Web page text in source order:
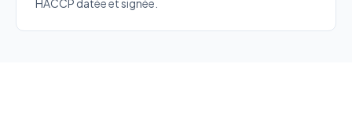
HACCP datée et signée.